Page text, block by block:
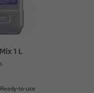
1 L
to-use